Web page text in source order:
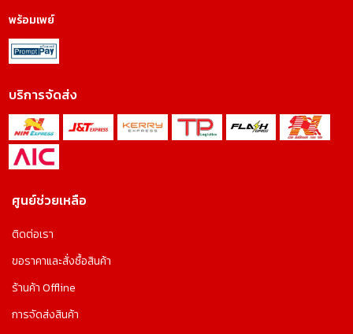
พร้อมเพย์
บริการจัดส่ง
ศูนย์ช่วยเหลือ
ติดต่อเรา
ขอราคาและสั่งซื้อสินค้า
ร้านค้า Offline
การจัดส่งสินค้า